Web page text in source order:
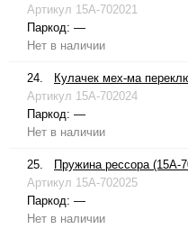
Артикул 15A-702021
Паркод: —
Нет в наличии
24.
Кулачек мех-ма
Артикул 15A-702024
Паркод: —
Нет в наличии
25.
Пружина рессора (15A-
Артикул 15A-702025
Паркод: —
Нет в наличии